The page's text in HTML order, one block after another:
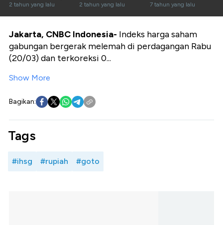
2 tahun yang lalu
Sentuh Level Rp
100
2 tahun yang lalu 7 tahun yang lalu
Jakarta, CNBC Indonesia- Indeks harga saham
gabungan bergerak melemah di perdagangan Rabu
(20/03) dan terkoreksi 0...
Show More
Bagikan:
Tags
#ihsg #rupiah #goto